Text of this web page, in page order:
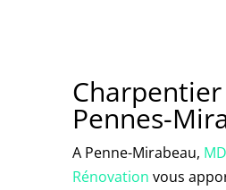
Charpentier
Pennes-
A Penne-Mirabeau, MD
Rénovation vous